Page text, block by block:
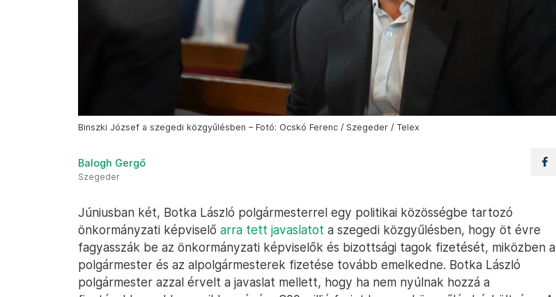
Binszki József a szegedi közgyűlésben – Fotó: Ocskó Ferenc / Szegeder / Telex
Balogh Gergő
Szegeder
Júniusban két, Botka László polgármesterrel egy politikai közösségbe tartozó
önkormányzati képviselő arra tett javaslatot a szegedi közgyűlésben, hogy öt évre
fagyasszák be az önkormányzati képviselők és bizottsági tagok fizetését, miközben a
polgármester és az alpolgármesterek fizetése tovább emelkedne. Botka László
polgármester azzal érvelt a javaslat mellett, hogy ha nem nyúlnak hozzá a